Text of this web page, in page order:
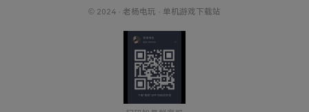
© 2024 · 老杨电玩 · 单机游戏下载站